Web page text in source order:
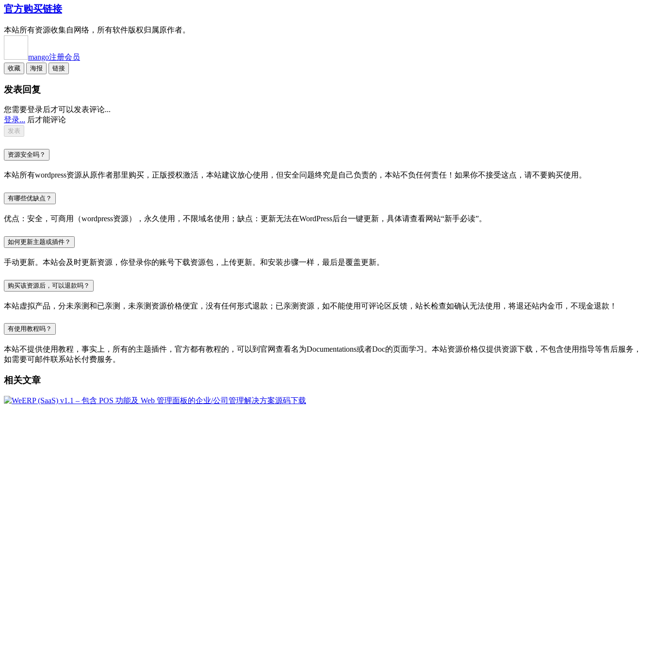
官方购买链接
本站所有资源收集自网络，所有软件版权归属原作者。
mango注册会员
收藏 海报 链接
发表回复
您需要登录后才可以发表评论...
登录... 后才能评论
资源安全吗？
本站所有wordpress资源从原作者那里购买，正版授权激活，本站建议放心使用，但安全问题终究是自己负责的，本站不负任何责任！如果你不接受这点，请不要购买使用。
有哪些优缺点？
优点：安全，可商用（wordpress资源），永久使用，不限域名使用；缺点：更新无法在WordPress后台一键更新，具体请查看网站“新手必读”。
如何更新主题或插件？
手动更新。本站会及时更新资源，你登录你的账号下载资源包，上传更新。和安装步骤一样，最后是覆盖更新。
购买该资源后，可以退款吗？
本站虚拟产品，分未亲测和已亲测，未亲测资源价格便宜，没有任何形式退款；已亲测资源，如不能使用可评论区反馈，站长检查如确认无法使用，将退还站内金币，不现金退款！
有使用教程吗？
本站不提供使用教程，事实上，所有的主题插件，官方都有教程的，可以到官网查看名为Documentations或者Doc的页面学习。本站资源价格仅提供资源下载，不包含使用指导等售后服务，
如需要可邮件联系站长付费服务。
相关文章